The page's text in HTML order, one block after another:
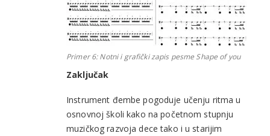
Primer 6: Notni i grafički zapis pesme Shape of you
Zaključak
Instrument đembe pogoduje učenju ritma u
osnovnoj školi kako na početnom stupnju
muzičkog razvoja dece tako i u starijim